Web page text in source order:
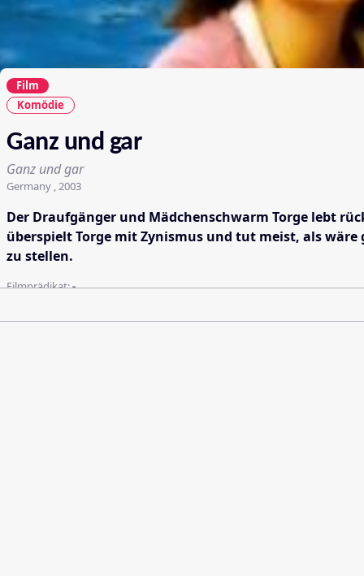
Film
Komödie
Ganz und gar
Ganz und gar
Germany , 2003
Der Draufgänger und Mädchenschwarm Torge lebt
überspielt Torge mit Zynismus und tut meist, als
zu stellen.
Filmprädikat:-